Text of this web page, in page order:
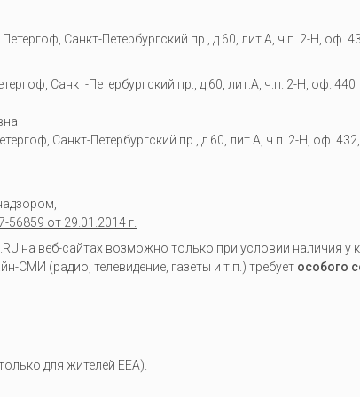
Санкт-Петербургский пр., д.60, лит.А, ч.п. 2-Н, оф.
Санкт-Петербургский пр., д.60, лит.А, ч.п. 2-Н, оф. 440
Санкт-Петербургский пр., д.60, лит.А, ч.п. 2-Н, оф.
от 29.01.2014 г.
на веб-сайтах возможно только при условии наличия
(радио, телевидение, газеты и т.п.) требует особого
для жителей EEA).